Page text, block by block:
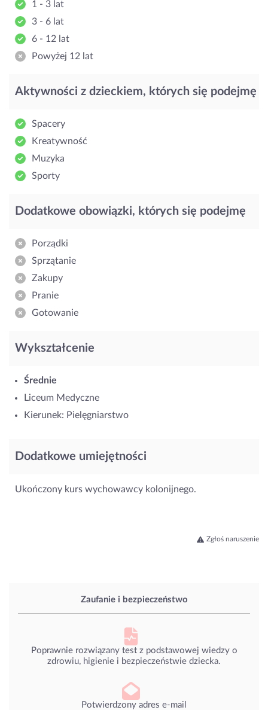
Zaufanie i bezpieczeństwo
Poprawnie rozwiązany test z podstawowej wiedzy o
zdrowiu, higienie i bezpieczeństwie dziecka.
Potwierdzony adres e-mail
1 - 3 lat
3 - 6 lat
6 - 12 lat
Powyżej 12 lat
Aktywności z dzieckiem, których się podejmę
Spacery
Kreatywność
Muzyka
Sporty
Dodatkowe obowiązki, których się podejmę
Porządki
Sprzątanie
Zakupy
Pranie
Gotowanie
Wykształcenie
Średnie
Liceum Medyczne
Kierunek: Pielęgniarstwo
Dodatkowe umiejętności
Ukończony kurs wychowawcy kolonijnego.
Zgłoś naruszenie